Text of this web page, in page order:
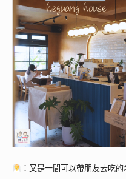
：又是一間可以帶朋友去吃的